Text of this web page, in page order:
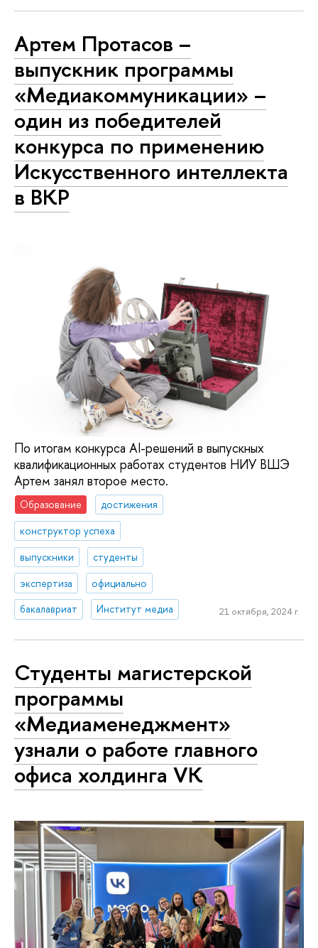
Артем Протасов –
выпускник программы
«Медиакоммуникации» –
один из победителей
конкурса по применению
Искусственного интеллекта
в ВКР
По итогам конкурса AI-решений в выпускных
квалификационных работах студентов НИУ ВШЭ
Артем занял второе место.
Образование
достижения
конструктор успеха
выпускники
студенты
экспертиза
официально
бакалавриат
Институт медиа 21 октября, 2024 г.
Студенты магистерской
программы
«Медиаменеджмент»
узнали о работе главного
офиса холдинга VK